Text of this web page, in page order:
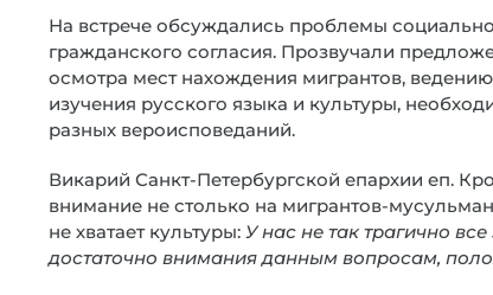
На встрече обсуждались проблемы
гражданского согласия. Прозвучали
осмотра мест нахождения мигрантов,
изучения русского языка и культуры,
разных вероисповеданий.
Викарий Санкт-Петербургской епархии еп.
внимание не столько на мигрантов-
не хватает культуры: У нас не так трагично
достаточно внимания данным вопросам,